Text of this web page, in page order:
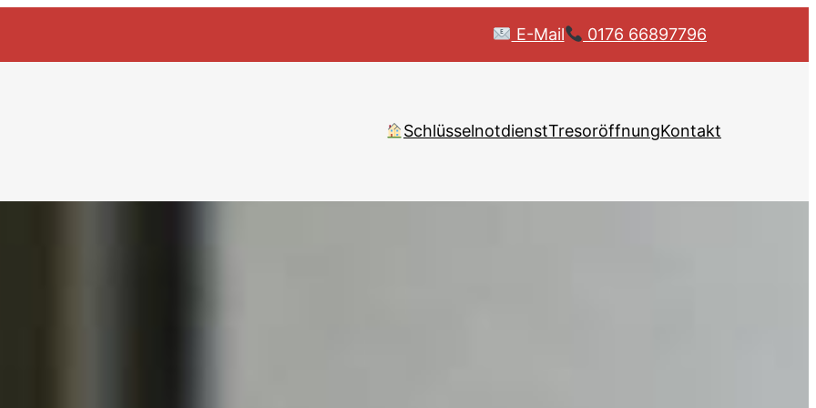
E-Mail 0176 66897796
SchlüsselnotdienstTresoröffnungKontakt